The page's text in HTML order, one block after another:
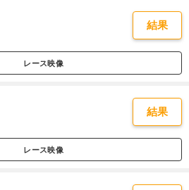
結果
レース映像
結果
レース映像